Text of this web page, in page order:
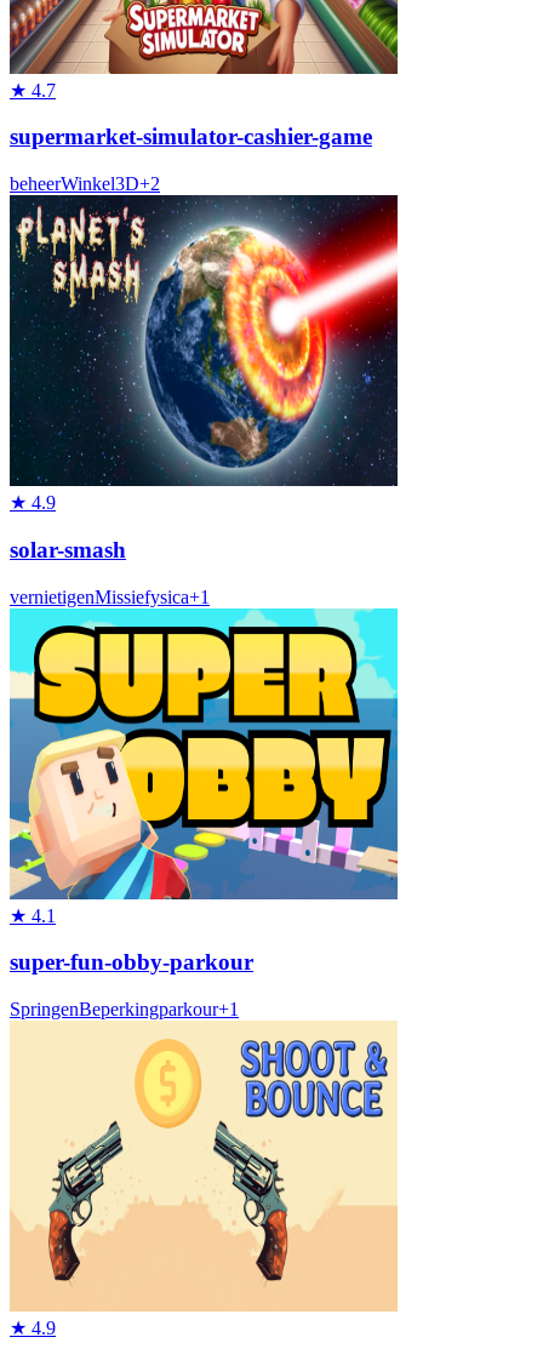
★ 4.7
supermarket-simulator-cashier-game
beheerWinkel3D+2
★ 4.9
solar-smash
vernietigenMissiefysica+1
★ 4.1
super-fun-obby-parkour
SpringenBeperkingparkour+1
★ 4.9